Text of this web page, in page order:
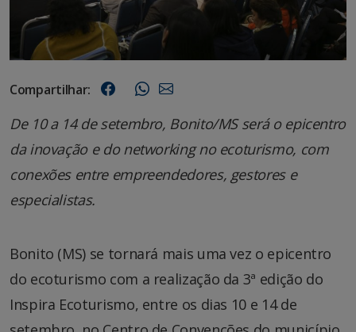
Compartilhar:
De 10 a 14 de setembro, Bonito/MS será o epicentro
da inovação e do networking no ecoturismo, com
conexões entre empreendedores, gestores e
especialistas.
Bonito (MS) se tornará mais uma vez o epicentro
do ecoturismo com a realização da 3ª edição do
Inspira Ecoturismo, entre os dias 10 e 14 de